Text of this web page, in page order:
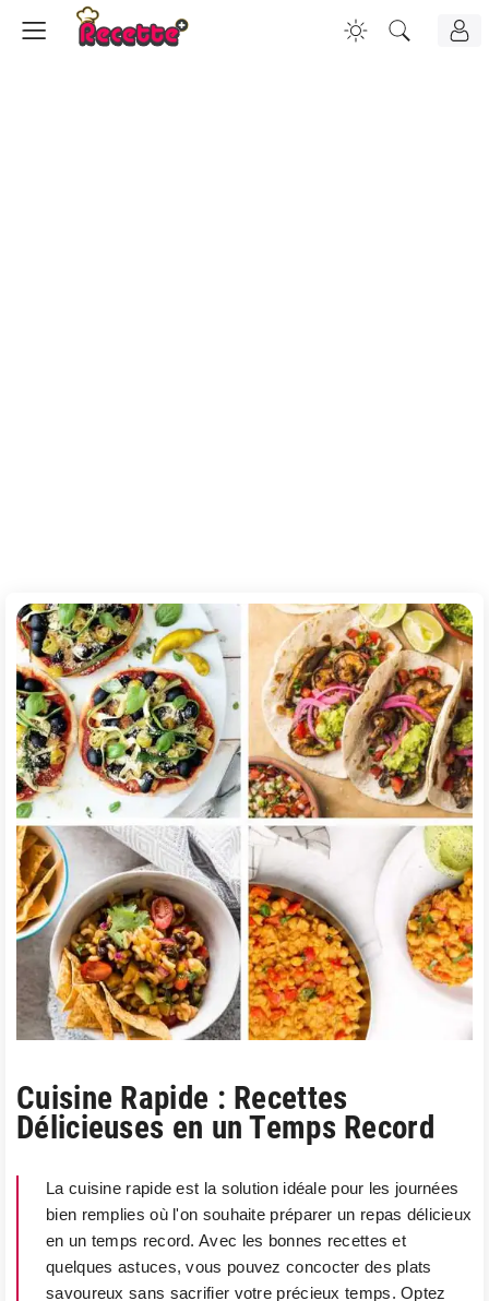
Cuisine Rapide : Recettes
Délicieuses en un Temps Record
La cuisine rapide est la solution idéale pour les journées
bien remplies où l'on souhaite préparer un repas délicieux
en un temps record. Avec les bonnes recettes et
quelques astuces, vous pouvez concocter des plats
savoureux sans sacrifier votre précieux temps. Optez